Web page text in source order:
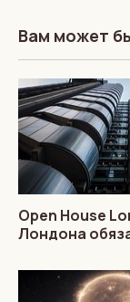
Вам может
Open House
Лондона